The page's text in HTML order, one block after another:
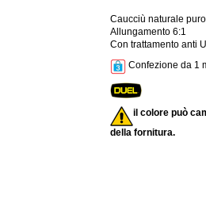
Caucciù naturale
Allungamento 6:1
Con trattamento anti
Confezione da 1
il colore può
della fornitura.